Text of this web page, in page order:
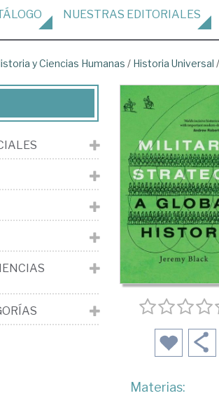
NUESTRAS EDITORIALES
y Ciencias Humanas / Historia Universal /
Materias: